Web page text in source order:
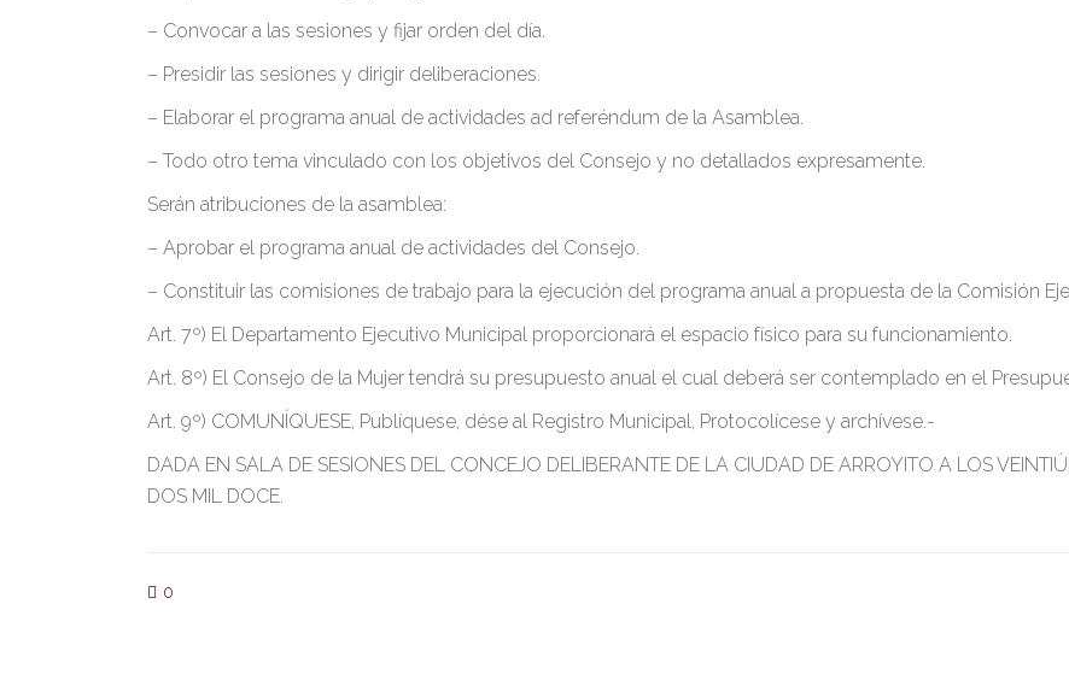
– Convocar a las sesiones y fijar orden del día.
– Presidir las sesiones y dirigir deliberaciones.
– Elaborar el programa anual de actividades ad referéndum de la Asamblea.
– Todo otro tema vinculado con los objetivos del Consejo y no detallados expresamente.
Serán atribuciones de la asamblea:
– Aprobar el programa anual de actividades del Consejo.
– Constituir las comisiones de trabajo para la ejecución del programa anual a propuesta de la Comisión
Art. 7º) El Departamento Ejecutivo Municipal proporcionará el espacio físico para su funcionamiento.
Art. 8º) El Consejo de la Mujer tendrá su presupuesto anual el cual deberá ser contemplado en el
Art. 9º) COMUNÍQUESE, Publíquese, dése al Registro Municipal, Protocolícese y archívese.-
DADA EN SALA DE SESIONES DEL CONCEJO DELIBERANTE DE LA CIUDAD DE ARROYITO A LOS
DOS MIL DOCE.
0